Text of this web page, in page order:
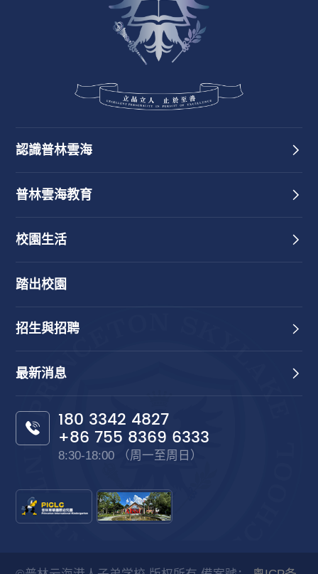
認識普林雲海
普林雲海教育
校園生活
踏出校園
招生與招聘
最新消息
180 3342 4827
+86 755 8369 6333
8:30-18:00 （周一至周日）